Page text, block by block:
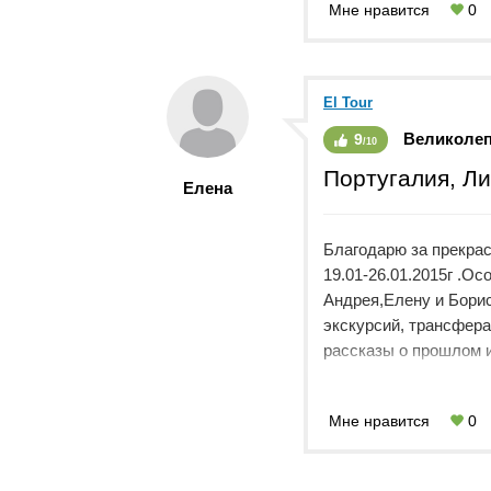
заплатив ещё за
"Мы ошиблись, но вы
сервис от бывших
Потенциальные
Мне нравится 0
Елена
El Tour
9/10
Португалия,
Благодарю за
19.01-26.01.2015г
Андрея,Елену и
экскурсий,
рассказы о прошлом
процветания !!!
Мне нравится 0